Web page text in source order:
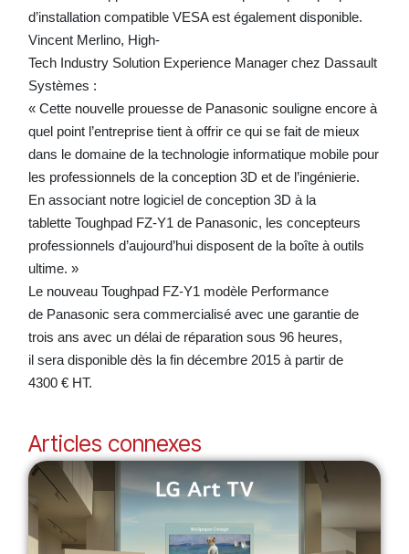
d’installation compatible VESA est également disponible.
Vincent Merlino, High-
Tech Industry Solution Experience Manager chez Dassault
Systèmes :
« Cette nouvelle prouesse de Panasonic souligne encore à
quel point l’entreprise tient à offrir ce qui se fait de mieux
dans le domaine de la technologie informatique mobile pour
les professionnels de la conception 3D et de l’ingénierie.
En associant notre logiciel de conception 3D à la
tablette Toughpad FZ-Y1 de Panasonic, les concepteurs
professionnels d’aujourd’hui disposent de la boîte à outils
ultime. »
Le nouveau Toughpad FZ-Y1 modèle Performance
de Panasonic sera commercialisé avec une garantie de
trois ans avec un délai de réparation sous 96 heures,
il sera disponible dès la fin décembre 2015 à partir de
4300 € HT.
Articles connexes